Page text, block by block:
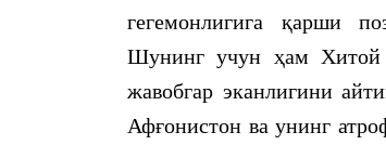
гегемонлигига қарши
Шунинг учун ҳам Хитой
жавобгар эканлигини
Афғонистон ва унинг